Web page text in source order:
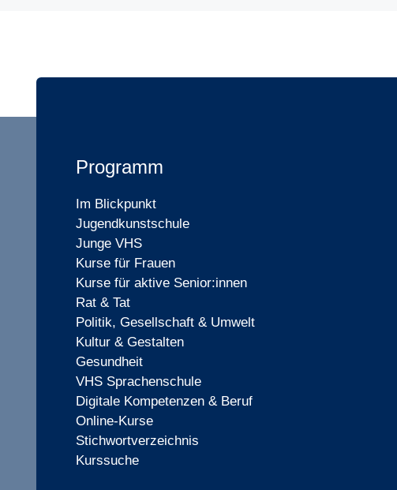
Programm
Im Blickpunkt
Jugendkunstschule
Junge VHS
Kurse für Frauen
Kurse für aktive Senior:innen
Rat & Tat
Politik, Gesellschaft & Umwelt
Kultur & Gestalten
Gesundheit
VHS Sprachenschule
Digitale Kompetenzen & Beruf
Online-Kurse
Stichwortverzeichnis
Kurssuche